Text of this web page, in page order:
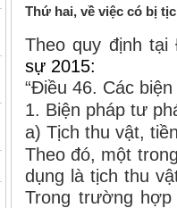
Thứ hai, về việc có bị
Theo quy định
sự 2015:
“Điều 46. Các
1. Biện pháp tư
a) Tịch thu vật,
Theo đó, một
dụng là tịch thu
Trong trường